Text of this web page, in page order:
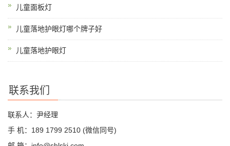
儿童面板灯
儿童落地护眼灯哪个牌子好
儿童落地护眼灯
联系我们
联系人：尹经理
手 机：189 1799 2510 (微信同号)